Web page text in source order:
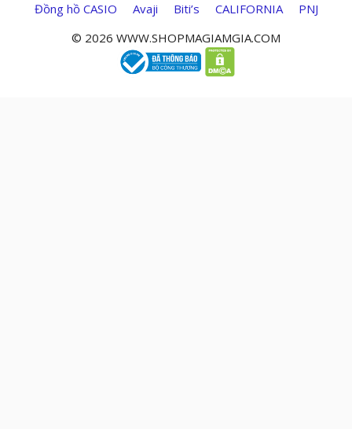
Đồng hồ CASIO Avaji Biti’s CALIFORNIA
PNJ
© 2026 WWW.SHOPMAGIAMGIA.COM